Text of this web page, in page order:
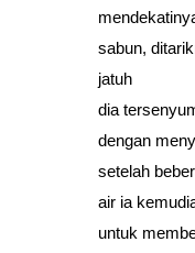
sabun,
jatuh
dia
dengan
setelah
air ia
untuk